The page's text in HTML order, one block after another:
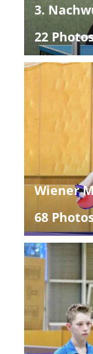
3.
22
Wiener
68